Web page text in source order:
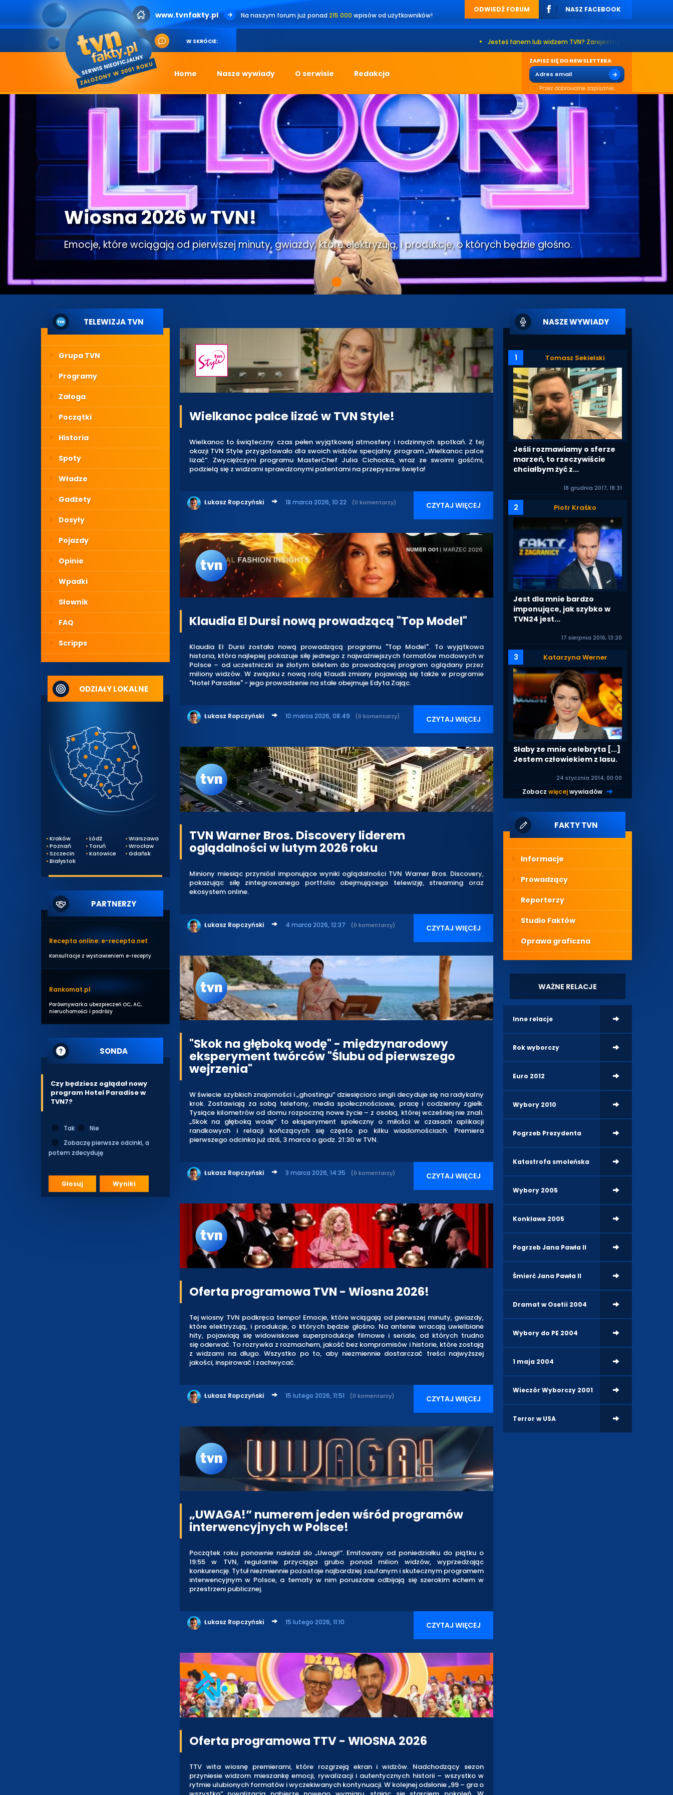
www.tvnfakty.pl Na naszym forum już ponad 215 000 wpisów od użytkowników!
ODWIEDŹ FORUM NASZ FACEBOOK
W SKRÓCIE: Jesteś fanem lub widzem TVN? Zarejestruj się na naszym forum. Już
Home Nasze wywiady O serwisie Redakcja
ZAPISZ SIĘ DO NEWSLETTERA
Przez dobrowolne zapisanie...
Wiosna 2026 w TVN!
Emocje, które wciągają od pierwszej minuty, gwiazdy, które elektryzują, i produkcje, o których będzie głośno.
TELEWIZJA TVN
Grupa TVN
Programy
Załoga
Początki
Historia
Spoty
Władze
Gadżety
Dosyły
Pojazdy
Opinie
Wpadki
Słownik
FAQ
Scripps
ODZIAŁY LOKALNE
Kraków Łódź
Warszawa
Poznań
Toruń
Wrocław
Szczecin
Katowice
Gdańsk
Białystok
PARTNERZY
Recepta online: e-recepta.net
Konsultacje z wystawieniem e-recepty
Rankomat.pl
Porównywarka ubezpieczeń OC, AC,
nieruchomości i podróży
SONDA
Czy będziesz oglądał nowy
program Hotel Paradise w
TVN7?
Tak
Nie
Zobaczę pierwsze odcinki, a
potem zdecyduję
Głosuj Wyniki
Wielkanoc palce lizać w TVN Style!
Wielkanoc to świąteczny czas pełen wyjątkowej atmosfery i rodzinnych spotkań. Z tej
okazji TVN Style przygotowało dla swoich widzów specjalny program „Wielkanoc palce
lizać”. Zwyciężczyni programu MasterChef Julia Cichocka, wraz ze swoimi gośćmi,
podzielą się z widzami sprawdzonymi patentami na przepyszne święta!
Łukasz Ropczyński 18 marca 2026, 10:22 (0 komentarzy) CZYTAJ WIĘCEJ
Klaudia El Dursi nową prowadzącą "Top Model"
Klaudia El Dursi została nową prowadzącą programu "Top Model". To wyjątkowa
historia, która najlepiej pokazuje siłę jednego z najważniejszych formatów modowych w
Polsce – od uczestniczki ze złotym biletem do prowadzącej program oglądany przez
miliony widzów. W związku z nową rolą Klaudii zmiany pojawiają się także w programie
"Hotel Paradise" - jego prowadzenie na stałe obejmuje Edyta Zając.
Łukasz Ropczyński 10 marca 2026, 08:49 (0 komentarzy) CZYTAJ WIĘCEJ
TVN Warner Bros. Discovery liderem
oglądalności w lutym 2026 roku
Miniony miesiąc przyniósł imponujące wyniki oglądalności TVN Warner Bros. Discovery,
pokazując siłę zintegrowanego portfolio obejmującego telewizję, streaming oraz
ekosystem online.
Łukasz Ropczyński 4 marca 2026, 12:37 (0 komentarzy) CZYTAJ WIĘCEJ
"Skok na głęboką wodę" - międzynarodowy
eksperyment twórców "Ślubu od pierwszego
wejrzenia"
W świecie szybkich znajomości i „ghostingu” dziesięcioro singli decyduje się na radykalny
krok. Zostawiają za sobą telefony, media społecznościowe, pracę i codzienny zgiełk.
Tysiące kilometrów od domu rozpoczną nowe życie – z osobą, której wcześniej nie znali.
„Skok na głęboką wodę” to eksperyment społeczny o miłości w czasach aplikacji
randkowych i relacji kończących się często po kilku wiadomościach. Premiera
pierwszego odcinka już dziś, 3 marca o godz. 21:30 w TVN.
Łukasz Ropczyński 3 marca 2026, 14:35 (0 komentarzy) CZYTAJ WIĘCEJ
Oferta programowa TVN - Wiosna 2026!
Tej wiosny TVN podkręca tempo! Emocje, które wciągają od pierwszej minuty, gwiazdy,
które elektryzują, i produkcje, o których będzie głośno. Na antenie wracają uwielbiane
hity, pojawiają się widowiskowe superprodukcje filmowe i seriale, od których trudno
się oderwać. To rozrywka z rozmachem, jakość bez kompromisów i historie, które zostają
z widzami na długo. Wszystko po to, aby niezmiennie dostarczać treści najwyższej
jakości, inspirować i zachwycać.
Łukasz Ropczyński 15 lutego 2026, 11:51 (0 komentarzy) CZYTAJ WIĘCEJ
„UWAGA!” numerem jeden wśród programów
interwencyjnych w Polsce!
Początek roku ponownie należał do „Uwagi!”. Emitowany od poniedziałku do piątku o
19:55 w TVN, regularnie przyciąga grubo ponad milion widzów, wyprzedzając
konkurencję. Tytuł niezmiennie pozostaje najbardziej zaufanym i skutecznym programem
interwencyjnym w Polsce, a tematy w nim poruszane odbijają się szerokim echem w
przestrzeni publicznej.
Łukasz Ropczyński 15 lutego 2026, 11:10 CZYTAJ WIĘCEJ
Oferta programowa TTV - WIOSNA 2026
TTV wita wiosnę premierami, które rozgrzeją ekran i widzów. Nadchodzący sezon
przyniesie widzom mieszankę emocji, rywalizacji i autentycznych historii – wszystko w
rytmie ulubionych formatów i wyczekiwanych kontynuacji. W kolejnej odsłonie „99 – gra o
NASZE WYWIADY
1 Tomasz Sekielski
Jeśli rozmawiamy o sferze
marzeń, to rzeczywiście
chciałbym żyć z...
18 grudnia 2017, 18:31
2 Piotr Kraśko
Jest dla mnie bardzo
imponujące, jak szybko w
TVN24 jest...
17 sierpnia 2016, 13:20
3 Katarzyna Werner
Słaby ze mnie celebryta [...]
Jestem człowiekiem z lasu.
24 stycznia 2014, 00:00
Zobaczwięcejwywiadów |
FAKTY TVN
Informacje
Prowadzący
Reporterzy
Studio Faktów
Oprawa graficzna
WAŻNE RELACJE
Inne relacje
Rok wyborczy
Euro 2012
Wybory 2010
Pogrzeb Prezydenta
Katastrofa smoleńska
Wybory 2005
Konklawe 2005
Pogrzeb Jana Pawła II
Śmierć Jana Pawła II
Dramat w Osetii 2004
Wybory do PE 2004
1 maja 2004
Wieczór Wyborczy 2001
Terror w USA